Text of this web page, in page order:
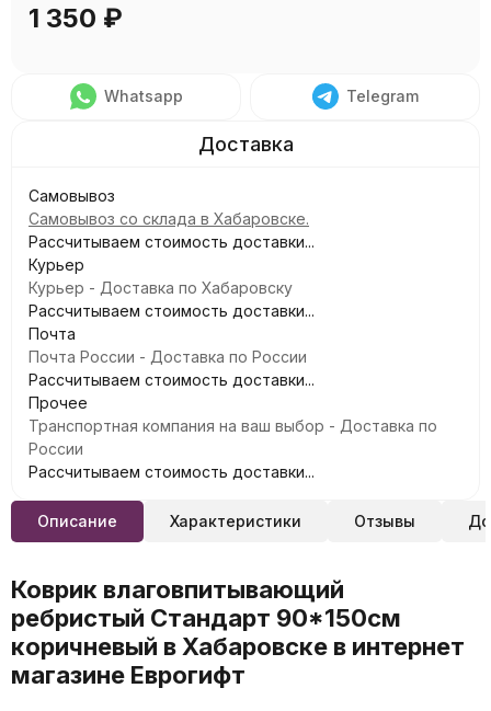
1 350 ₽
Whatsapp Telegram
Самовывоз
Самовывоз со склада в Хабаровске.
Рассчитываем стоимость доставки...
Курьер
Курьер - Доставка по Хабаровску
Рассчитываем стоимость доставки...
Почта
Почта России - Доставка по России
Рассчитываем стоимость доставки...
Прочее
Транспортная компания на ваш выбор - Доставка по
России
Рассчитываем стоимость доставки...
Описание Характеристики Отзывы
Коврик влаговпитывающий
ребристый Стандарт 90*150см
коричневый в Хабаровске в интернет
магазине Еврогифт